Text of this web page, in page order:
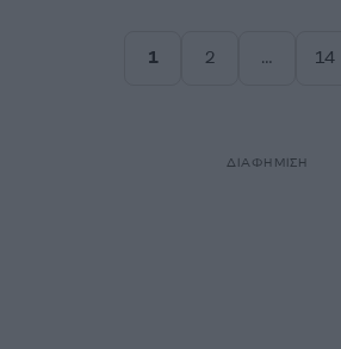
1
2
…
14
ΔΙΑΦΗΜΙΣΗ